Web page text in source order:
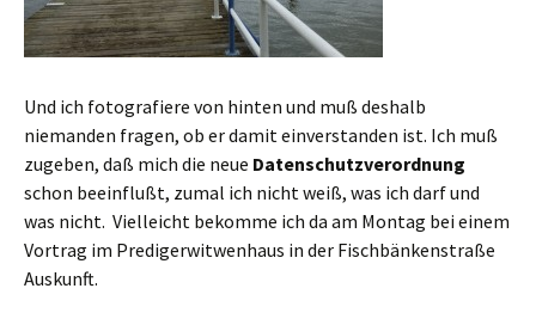
Und ich fotografiere von hinten und muß deshalb
niemanden fragen, ob er damit einverstanden ist. Ich muß
zugeben, daß mich die neue Datenschutzverordnung
schon beeinflußt, zumal ich nicht weiß, was ich darf und
was nicht. Vielleicht bekomme ich da am Montag bei einem
Vortrag im Predigerwitwenhaus in der Fischbänkenstraße
Auskunft.